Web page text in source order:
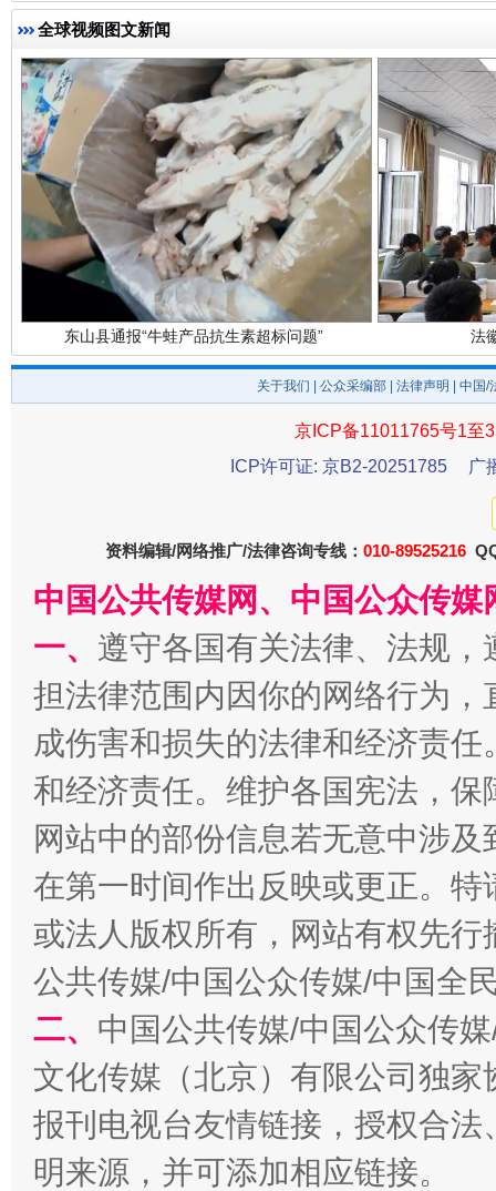
全球视频图文新闻
完善运行机制助力责任有效落实
东山县通报“牛蛙产品抗生素超标问题” 法
千年窑火 生生不息 一
揭开“小金库”的免责幌子
关于我们 公众采编部 法律声明 | 中国
京ICP备11011765号1至
ICP许可证: 京B2-20251785
广
资料编辑/网络推广/法律咨询专线： 010-89525216
中国公共传媒网、中国公众传
一、 遵守各国有关法律、法规
担法律范围内因你的网络行为
成伤害和损失的法律和经济责
和经济责任。维护各国宪法，
网站中的部份信息若无意中涉
在第一时间作出反映或更正。
或法人版权所有，网站有权先
公共传媒/中国公众传媒/中国全
二、 中国公共传媒/中国公众传
文化传媒（北京）有限公司独
报刊电视台友情链接，授权合
明来源，并可添加相应链接。